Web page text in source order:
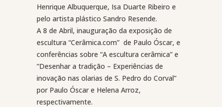
Henrique Albuquerque, Isa Duarte Ribeiro e
pelo artista plástico Sandro Resende.
A 8 de Abril, inauguração da exposição de
escultura “Cerâmica.com” de Paulo Óscar, e
conferências sobre “A escultura cerâmica” e
“Desenhar a tradição – Experiências de
inovação nas olarias de S. Pedro do Corval”
por Paulo Óscar e Helena Arroz,
respectivamente.